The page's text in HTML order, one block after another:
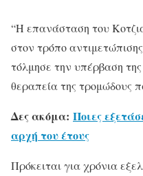
“Η επανάσταση του
στον τρόπο
τόλμησε την υπέρβαση
θεραπεία της τρομώδους
Δες ακόμα: Ποιες
αρχή του έτους
Πρόκειται για χρόνια